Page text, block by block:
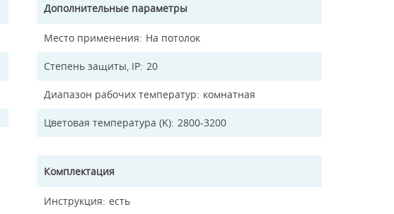
Дополнительные параметры
Место применения На потолок
Степень защиты, IP 20
Диапазон рабочих температур комнатная
Цветовая температура (K) 2800-3200
Комплектация
Инструкция есть